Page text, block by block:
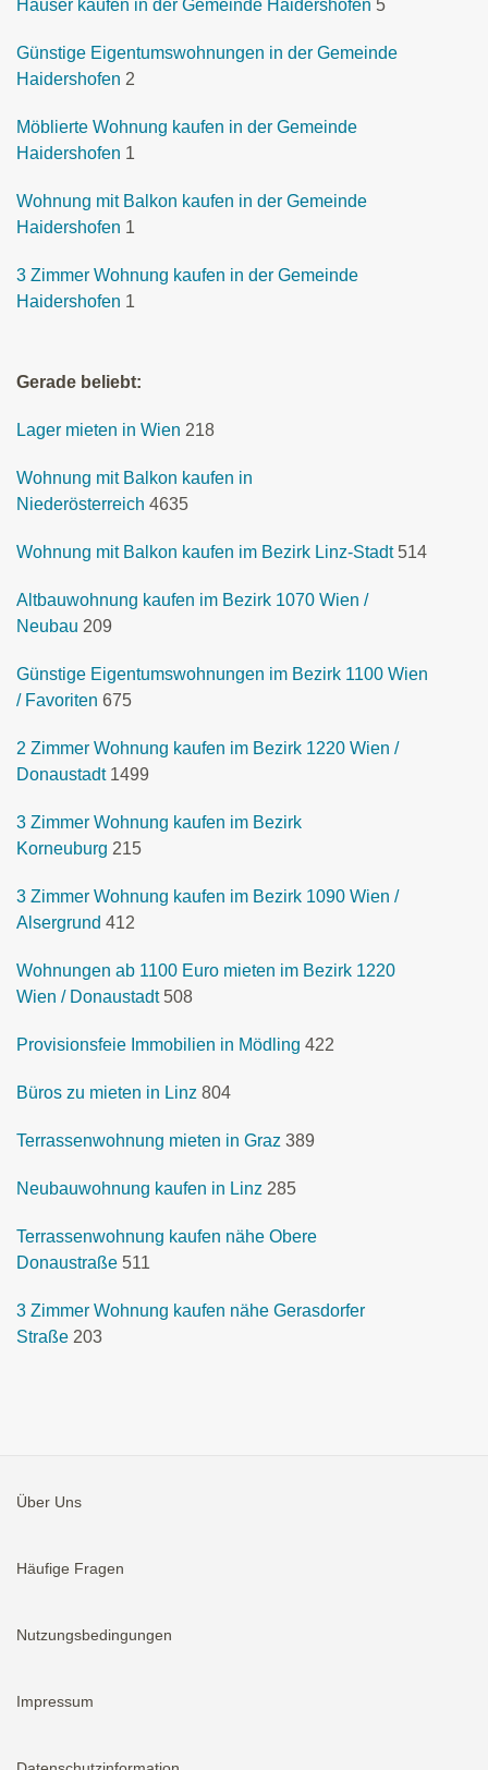
Häuser kaufen in der Gemeinde Haidershofen 5
Günstige Eigentumswohnungen in der Gemeinde
Haidershofen 2
Möblierte Wohnung kaufen in der Gemeinde
Haidershofen 1
Wohnung mit Balkon kaufen in der Gemeinde
Haidershofen 1
3 Zimmer Wohnung kaufen in der Gemeinde
Haidershofen 1
Gerade beliebt:
Lager mieten in Wien 218
Wohnung mit Balkon kaufen in
Niederösterreich 4635
Wohnung mit Balkon kaufen im Bezirk Linz-Stadt 514
Altbauwohnung kaufen im Bezirk 1070 Wien /
Neubau 209
Günstige Eigentumswohnungen im Bezirk 1100 Wien
/ Favoriten 675
2 Zimmer Wohnung kaufen im Bezirk 1220 Wien /
Donaustadt 1499
3 Zimmer Wohnung kaufen im Bezirk
Korneuburg 215
3 Zimmer Wohnung kaufen im Bezirk 1090 Wien /
Alsergrund 412
Wohnungen ab 1100 Euro mieten im Bezirk 1220
Wien / Donaustadt 508
Provisionsfeie Immobilien in Mödling 422
Büros zu mieten in Linz 804
Terrassenwohnung mieten in Graz 389
Neubauwohnung kaufen in Linz 285
Terrassenwohnung kaufen nähe Obere
Donaustraße 511
3 Zimmer Wohnung kaufen nähe Gerasdorfer
Straße 203
Über Uns
Häufige Fragen
Nutzungsbedingungen
Impressum